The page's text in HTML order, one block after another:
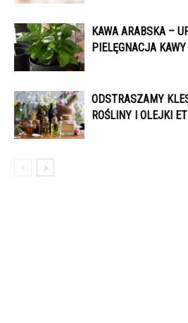
KAWA ARABSKA –
PIELĘGNACJA KAWY
ODSTRASZAMY
ROŚLINY I OLEJKI